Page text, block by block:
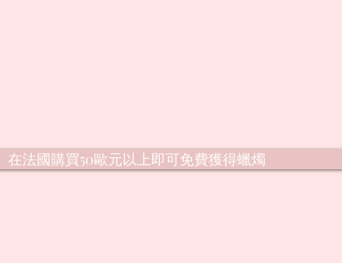
在法國購買50歐元以上即可免費獲得蠟燭